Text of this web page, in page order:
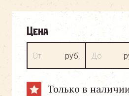
Цена
От руб. До
Только в